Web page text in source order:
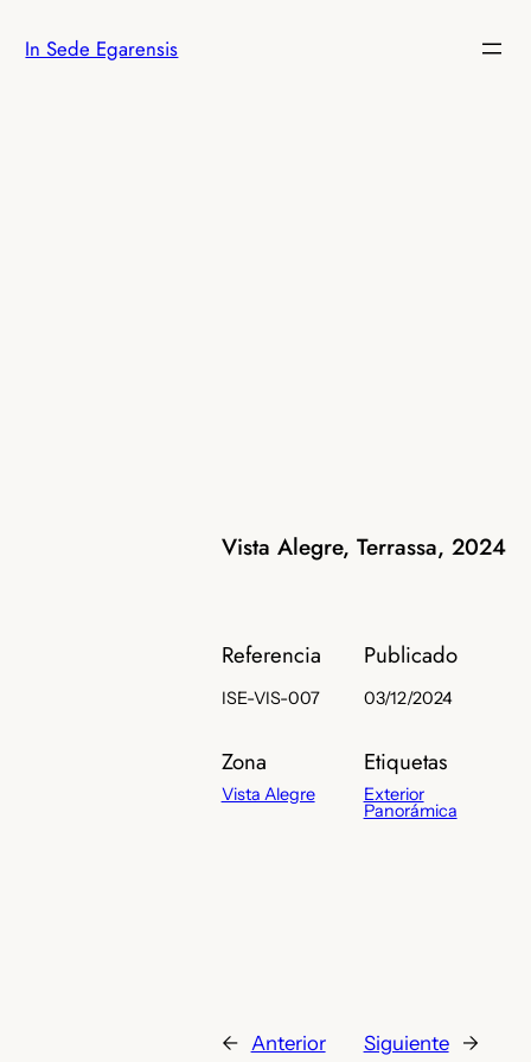
In Sede Egarensis
Vista Alegre, Terrassa, 2024
Referencia
ISE-VIS-007
Zona
Vista Alegre
Publicado
03/12/2024
Etiquetas
Exterior
Panorámica
← Anterior Siguiente →